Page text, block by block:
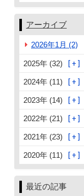
アーカイブ
2026年1月 (2)
2025年 (32)
2024年 (11)
2023年 (14)
2022年 (21)
2021年 (23)
2020年 (11)
最近の記事